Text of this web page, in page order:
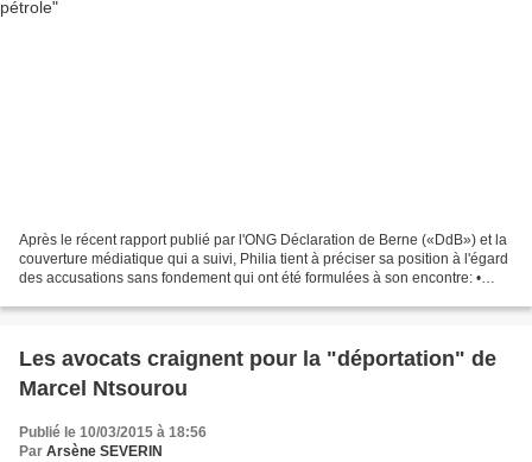
Après le récent rapport publié par l'ONG Déclaration de Berne («DdB») et la
couverture médiatique qui a suivi, Philia tient à préciser sa position à l'égard
des accusations sans fondement qui ont été formulées à son encontre: •
Les avocats craignent pour la "déportation" de
Marcel Ntsourou
Publié le 10/03/2015 à 18:56
Par Arsène SEVERIN